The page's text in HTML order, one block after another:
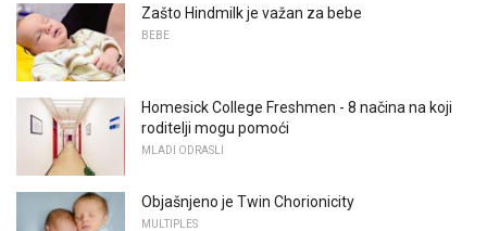
Zašto Hindmilk je važan za bebe
BEBE
Homesick College Freshmen - 8 načina na koji
roditelji mogu pomoći
MLADI ODRASLI
Objašnjeno je Twin Chorionicity
MULTIPLES